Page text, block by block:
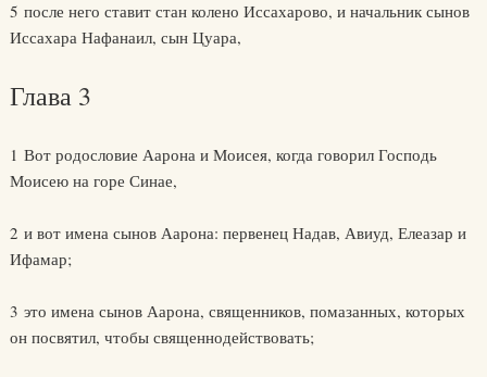
5 после него ставит стан колено Иссахарово, и начальник сынов
Иссахара Нафанаил, сын Цуара,
Глава 3
1 Вот родословие Аарона и Моисея, когда говорил Господь
Моисею на горе Синае,
2 и вот имена сынов Аарона: первенец Надав, Авиуд, Елеазар и
Ифамар;
3 это имена сынов Аарона, священников, помазанных, которых
он посвятил, чтобы священнодействовать;